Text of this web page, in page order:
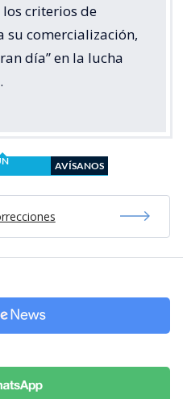
criterios de
su comercialización,
día” en la lucha
AVÍSANOS